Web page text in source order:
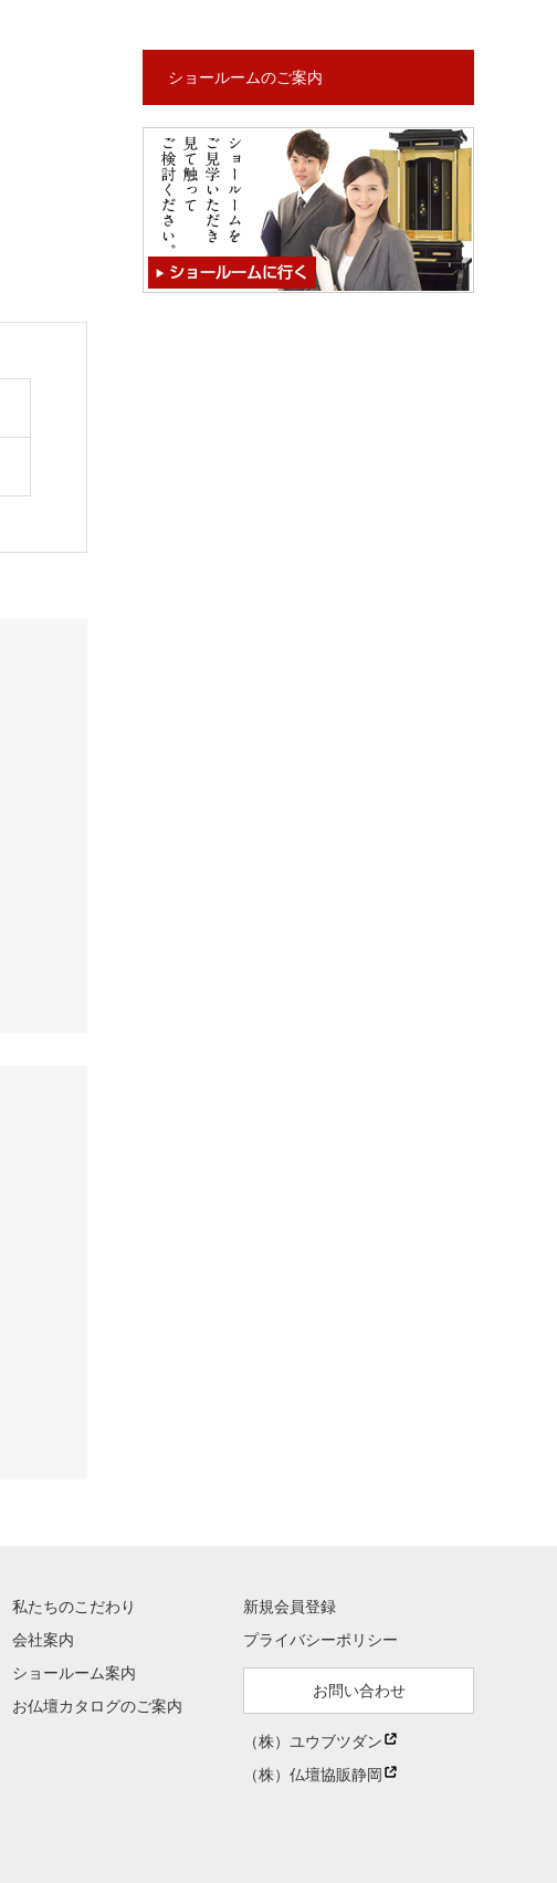
ショールームのご案内
私たちのこだわり
会社案内
ショールーム案内
お仏壇カタログのご案内
新規会員登録
プライバシーポリシー
お問い合わせ
（株）ユウブツダン
（株）仏壇協販静岡